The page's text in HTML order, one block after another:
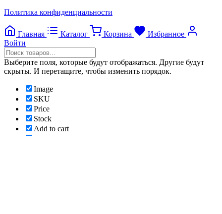
Политика конфиденциальности
Главная Каталог Корзина
Избранное
Войти
Выберите поля, которые будут отображаться. Другие будут
скрыты. И перетащите, чтобы изменить порядок.
Image
SKU
Price
Stock
Add to cart